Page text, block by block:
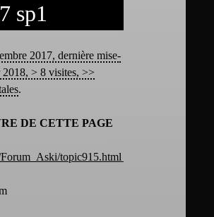
7 sp1
2017, dernière mise-
> 8 visites, >>
.
DE CETTE PAGE
topic915.html